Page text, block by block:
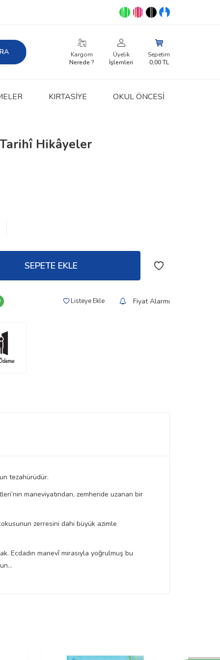
Kargom
Nerede ?
Üyelik
İşlemleri
Sepetim
0,00TL
KIRTASIYE OKUL ÖNCESİ
Hikâyeler
SEPETE EKLE
Listeye Ekle Fiyat Alarmı
tezahürüdür.
maneviyatından, zemheride uzanan bir
zerresini dahi büyük azimle
Ecdadın manevî mirasıyla yoğrulmuş bu